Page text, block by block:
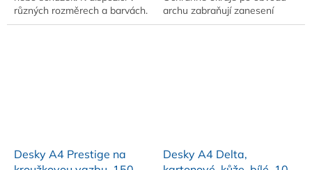
různých rozměrech a barvách.
Samolepicí. Rozměr: průměr
archu zabraňují zanesení
lepidla do tiskového zařízení
Desky A4 Prestige na
Desky A4 Delta,